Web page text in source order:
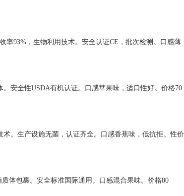
率93%，生物利用技术。安全认证CE，批次检测。口感薄
安全性USDA有机认证。口感苹果味，适口性好。价格70
。生产设施无菌，认证齐全。口感香蕉味，低抗拒。性价
体包裹。安全标准国际通用。口感混合果味。价格80